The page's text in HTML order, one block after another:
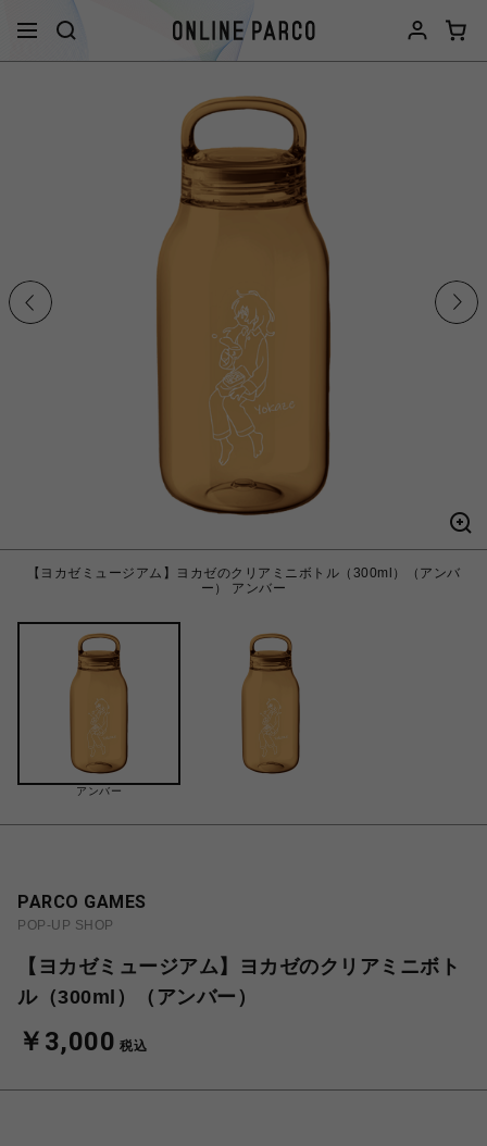
【ヨカゼミュージアム】ヨカゼのクリアミニボトル（300ml）（アンバ
ー） アンバー
アンバー
PARCO GAMES
POP-UP SHOP
【ヨカゼミュージアム】ヨカゼのクリアミニボト
ル（300ml）（アンバー）
￥3,000 税込